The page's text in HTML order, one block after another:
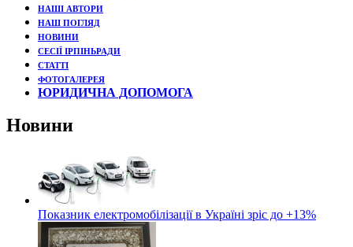
НАШІ АВТОРИ
НАШ ПОГЛЯД
НОВИНИ
СЕСІЇ ІРПІНЬРАДИ
СТАТТІ
ФОТОГАЛЕРЕЯ
ЮРИДИЧНА ДОПОМОГА
Новини
Показник електромобілізації в Україні зріс до +13%